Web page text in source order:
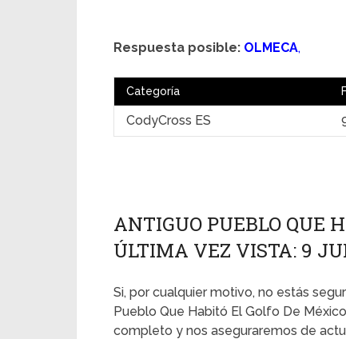
Respuesta posible: OLMECA,
Categoría
CodyCross ES
ANTIGUO PUEBLO QUE
ÚLTIMA VEZ VISTA: 9
Si, por cualquier motivo, no estás
Pueblo Que Habitó El Golfo De
completo y nos aseguraremos de